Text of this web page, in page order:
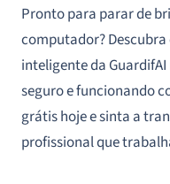
Pronto para parar de
computador?
inteligente da
seguro e funcionando
grátis hoje e sinta a
profissional que